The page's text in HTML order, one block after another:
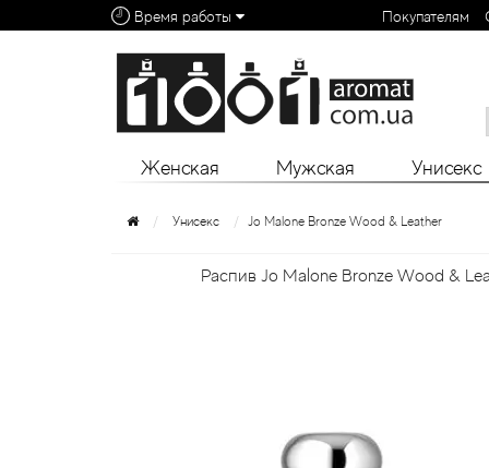
Время работы Покупателям
Алфавитный указатель: 0 - 9 A B C F G H
Женская Мужская Унисекс
Унисекс Jo Malone Bronze Wood & Leather
Распив Jo Malone Bronze Wood &